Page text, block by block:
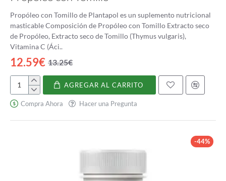
Propóleo con Tomillo de Plantapol es un suplemento nutricional
masticable Composición de Propóleo con Tomillo Extracto seco
de Propóleo, Extracto seco de Tomillo (Thymus vulgaris),
Vitamina C (Áci..
12.59€ 13.25€
Propóleo
con
Tomillo
AGREGAR AL CARRITO
Compra Ahora Hacer una Pregunta
-44%